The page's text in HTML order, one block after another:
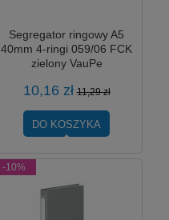
Segregator ringowy A5
40mm 4-ringi 059/06 FCK
zielony VauPe
10,16 zł 11,29 zł
DO KOSZYKA
-10%